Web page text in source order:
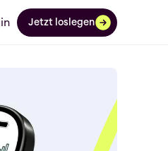
Jetzt loslegen